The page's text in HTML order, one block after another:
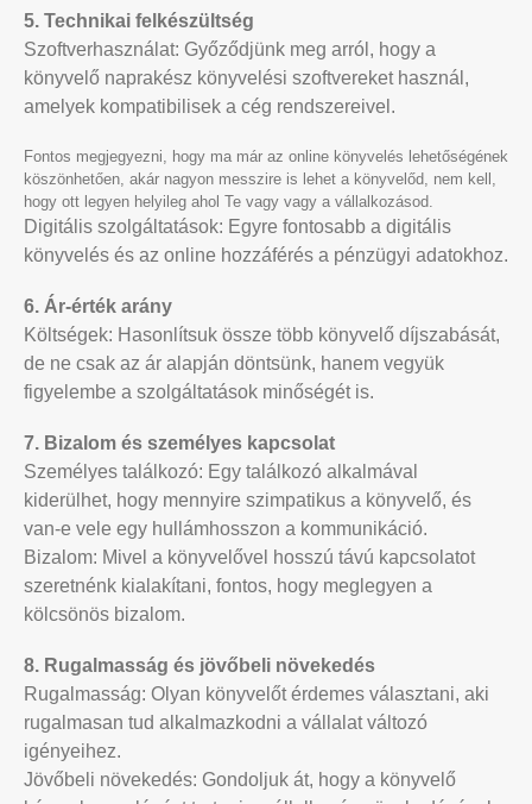
5. Technikai felkészültség
Szoftverhasználat: Győződjünk meg arról, hogy a
könyvelő naprakész könyvelési szoftvereket használ,
amelyek kompatibilisek a cég rendszereivel.
Fontos megjegyezni, hogy ma már az online könyvelés lehetőségének
köszönhetően, akár nagyon messzire is lehet a könyvelőd, nem kell,
hogy ott legyen helyileg ahol Te vagy vagy a vállalkozásod.
Digitális szolgáltatások: Egyre fontosabb a digitális
könyvelés és az online hozzáférés a pénzügyi adatokhoz.
6. Ár-érték arány
Költségek: Hasonlítsuk össze több könyvelő díjszabását,
de ne csak az ár alapján döntsünk, hanem vegyük
figyelembe a szolgáltatások minőségét is.
7. Bizalom és személyes kapcsolat
Személyes találkozó: Egy találkozó alkalmával
kiderülhet, hogy mennyire szimpatikus a könyvelő, és
van-e vele egy hullámhosszon a kommunikáció.
Bizalom: Mivel a könyvelővel hosszú távú kapcsolatot
szeretnénk kialakítani, fontos, hogy meglegyen a
kölcsönös bizalom.
8. Rugalmasság és jövőbeli növekedés
Rugalmasság: Olyan könyvelőt érdemes választani, aki
rugalmasan tud alkalmazkodni a vállalat változó
igényeihez.
Jövőbeli növekedés: Gondoljuk át, hogy a könyvelő